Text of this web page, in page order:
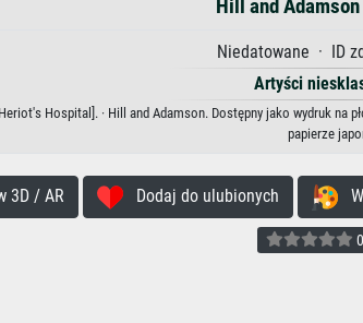
Hill and Adamson
Niedatowane · ID
Artyści
Hospital]. · Hill and Adamson. Dostępny jako wydruk
papierze
3D / AR Dodaj do ulubionych